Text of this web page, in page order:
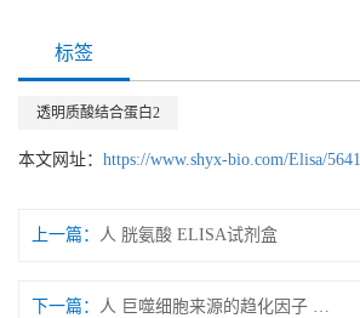
标签
透明质酸结合蛋白2
本文网址： https://www.shyx-bio.com/Elisa/
上一篇： 人 胱氨酸 ELISA试剂盒
下一篇： 人 巨噬细胞来源的趋化因子 ELISA试剂盒